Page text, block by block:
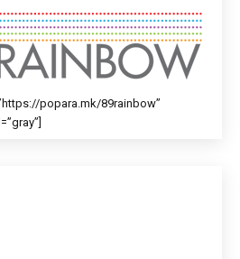
popara.mk/89rainbow”